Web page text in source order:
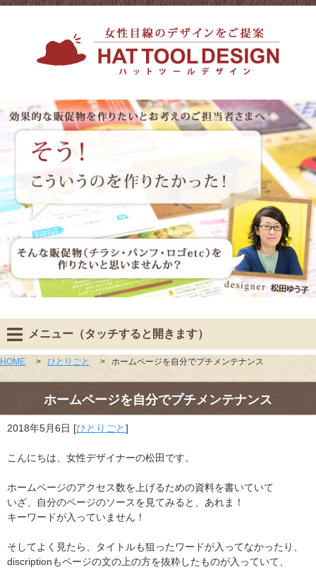
メニュー（タッチすると開きます）
HOME > ひとりごと > ホームページを自分でプチメンテナンス
ホームページを自分でプチメンテナンス
2018年5月6日 [ひとりごと]
こんにちは、女性デザイナーの松田です。
ホームページのアクセス数を上げるための資料を書いていて
いざ、自分のページのソースを見てみると、あれま！
キーワードが入っていません！
そしてよく見たら、タイトルも狙ったワードが入ってなかったり、
discriptionもページの文の上の方を抜粋したものが入っていて、